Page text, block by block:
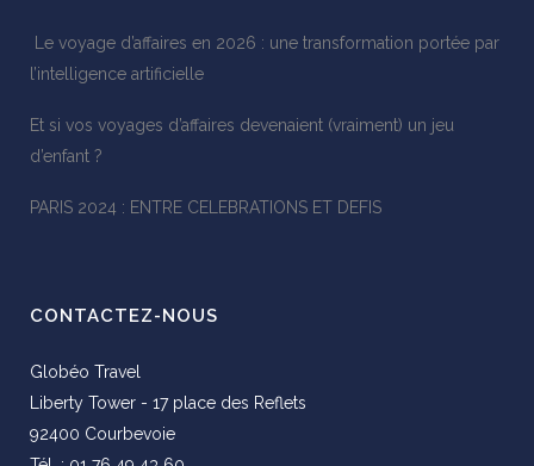
Le voyage d’affaires en 2026 : une transformation portée par
l’intelligence artificielle
Et si vos voyages d’affaires devenaient (vraiment) un jeu
d’enfant ?
PARIS 2024 : ENTRE CELEBRATIONS ET DEFIS
CONTACTEZ-NOUS
Globéo Travel
Liberty Tower - 17 place des Reflets
92400 Courbevoie